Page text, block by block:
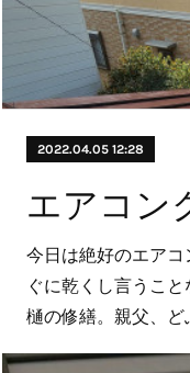
2022.04.05 12:28
エアコン
今日は絶好のエア
ぐに乾くし言うこ
樋の修繕。親父、